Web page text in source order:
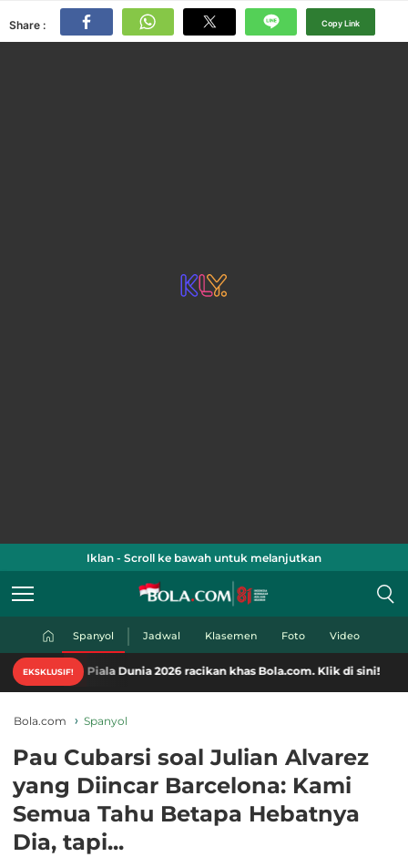
Share : Copy Link
Iklan - Scroll ke bawah untuk melanjutkan
Spanyol Jadwal Klasemen Foto Video
EKSKLUSIF!
Dunia 2026 racikan khas Bola.com. Klik di sini!
Bola.com Spanyol
Pau Cubarsi soal Julian Alvarez
yang Diincar Barcelona: Kami
Semua Tahu Betapa Hebatnya
Dia, tapi...